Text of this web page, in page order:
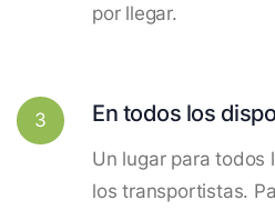
por llegar.
3 En todos los
Un lugar para todos
los transportistas.